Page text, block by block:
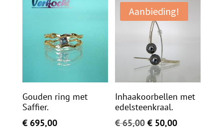
Gouden ring met
Saffier.
€695,00
Aanbieding!
Inhaakoorbellen met
edelsteenkraal.
€65,00 Oorspronkelijke
€ 50,00Huidige